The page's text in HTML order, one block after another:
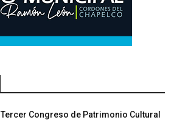
Tercer Congreso de Patrimonio Cultural